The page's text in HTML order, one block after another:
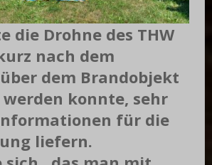
die Drohne des THW
nach dem
dem Brandobjekt
konnte, sehr
für die
liefern.